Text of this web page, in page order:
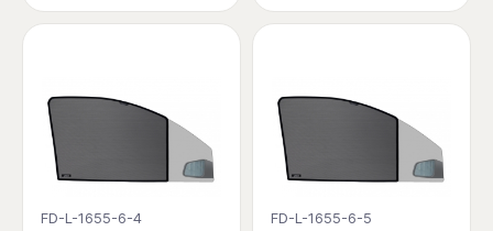
FD-L-1655-6-4 FD-L-1655-6-5